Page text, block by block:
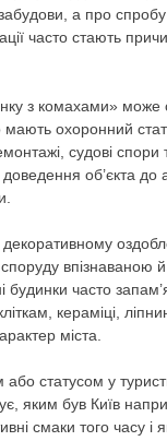
а про
часто стають
з комахами»
охоронний
судові спори
об’єкта до
будинки часто
кераміці,
міста.
статусом у
яким був Київ
смаки того часу і